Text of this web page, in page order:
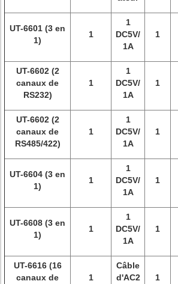
UT-6601 (3 en
1)
1
1
DC5V/
1A
1
UT-6602 (2
canaux de
RS232)
1
1
DC5V/
1A
1
UT-6602 (2
canaux de
RS485/422)
1
1
DC5V/
1A
1
UT-6604 (3 en
1)
1
1
DC5V/
1A
1
UT-6608 (3 en
1)
1
1
DC5V/
1A
1
UT-6616 (16
canaux de
1
Câble
d'AC2
1